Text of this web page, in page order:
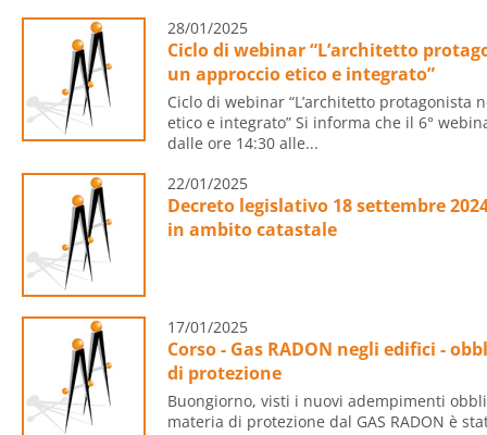
28/01/2025
Ciclo di webinar “L’architetto
un approccio etico e integrato”
Ciclo di webinar “L’architetto protagonista
etico e integrato” Si informa che il 6°
dalle ore 14:30 alle...
22/01/2025
Decreto legislativo 18 settembre
in ambito catastale
17/01/2025
Corso - Gas RADON negli edifici -
di protezione
Buongiorno, visti i nuovi adempimenti
materia di protezione dal GAS RADON è